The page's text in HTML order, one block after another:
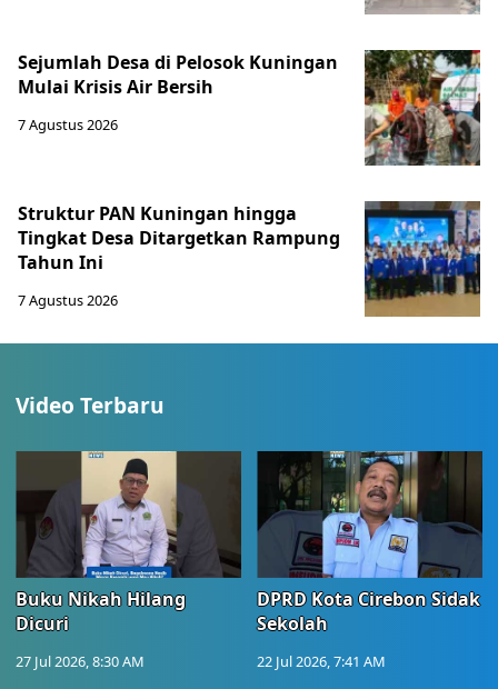
Sejumlah Desa di Pelosok Kuningan
Mulai Krisis Air Bersih
7 Agustus 2026
Struktur PAN Kuningan hingga
Tingkat Desa Ditargetkan Rampung
Tahun Ini
7 Agustus 2026
Video Terbaru
Buku Nikah Hilang
Dicuri
27 Jul 2026, 8:30 AM
DPRD Kota Cirebon Sidak
Sekolah
22 Jul 2026, 7:41 AM